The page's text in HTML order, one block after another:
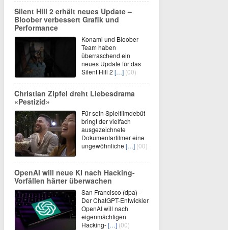
Silent Hill 2 erhält neues Update –
Bloober verbessert Grafik und
Performance
Konami und Bloober
Team haben
überraschend ein
neues Update für das
Silent Hill 2 […] (00)
Christian Zipfel dreht Liebesdrama
«Pestizid»
Für sein Spielfilmdebüt
bringt der vielfach
ausgezeichnete
Dokumentarfilmer eine
ungewöhnliche […] (00)
OpenAI will neue KI nach Hacking-
Vorfällen härter überwachen
San Francisco (dpa) -
Der ChatGPT-Entwickler
OpenAI will nach
eigenmächtigen
Hacking-[…] (00)